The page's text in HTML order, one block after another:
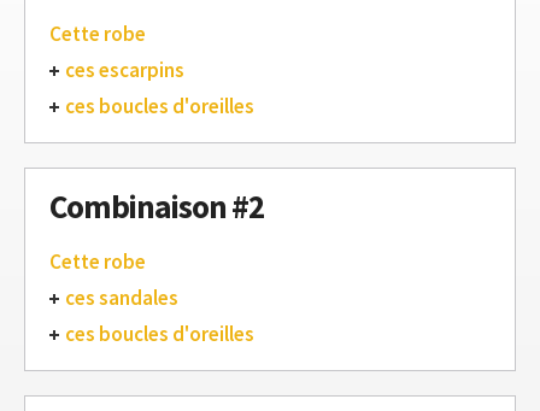
Cette robe
ces escarpins
ces boucles d'oreilles
Combinaison #2
Cette robe
ces sandales
ces boucles d'oreilles